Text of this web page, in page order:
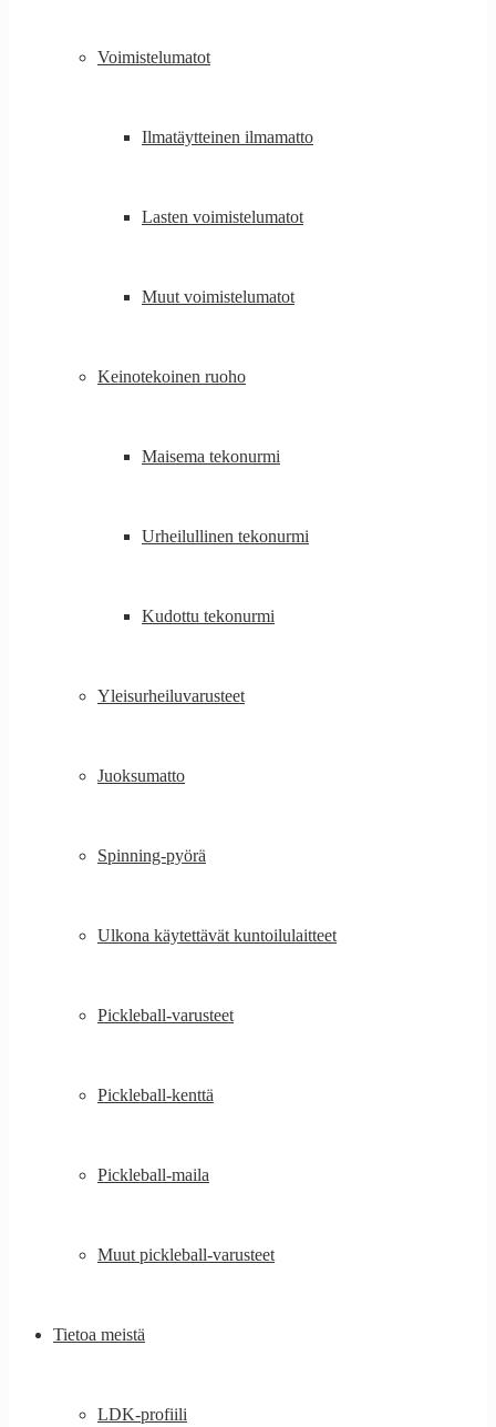
Voimistelumatot
Ilmatäytteinen ilmamatto
Lasten voimistelumatot
Muut voimistelumatot
Keinotekoinen ruoho
Maisema tekonurmi
Urheilullinen tekonurmi
Kudottu tekonurmi
Yleisurheiluvarusteet
Juoksumatto
Spinning-pyörä
Ulkona käytettävät kuntoilulaitteet
Pickleball-varusteet
Pickleball-kenttä
Pickleball-maila
Muut pickleball-varusteet
Tietoa meistä
LDK-profiili